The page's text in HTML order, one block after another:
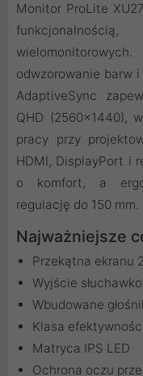
Monitor ProLite
odwzorowanie barw
AdaptiveSync
QHD (2560x1440),
pracy przy
HDMI, DisplayPort i
o komfort, a
regulację do 150 mm.
Najważniejsze
Przekątna ekranu
Wyjście
Wbudowane
Klasa
Matryca IPS LED
Ochrona oczu